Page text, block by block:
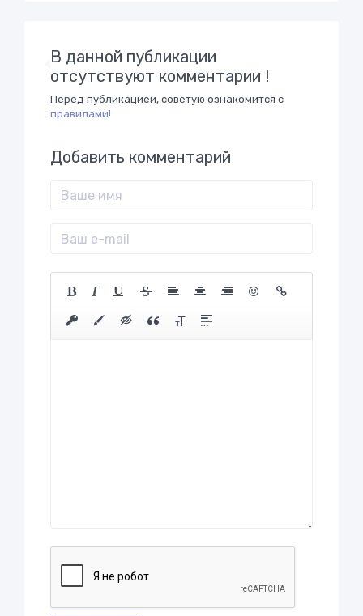
В данной публикации
отсутствуют комментарии !
Перед публикацией, советую ознакомится с
правилами!
Добавить комментарий